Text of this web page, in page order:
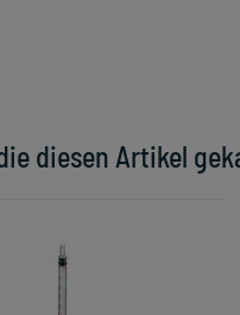
diesen Artikel